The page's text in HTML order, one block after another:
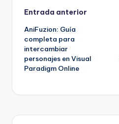
Navegación
de
entradas
Entrada anterior
AniFuzion: Guía
completa para
intercambiar
personajes en Visual
Paradigm Online